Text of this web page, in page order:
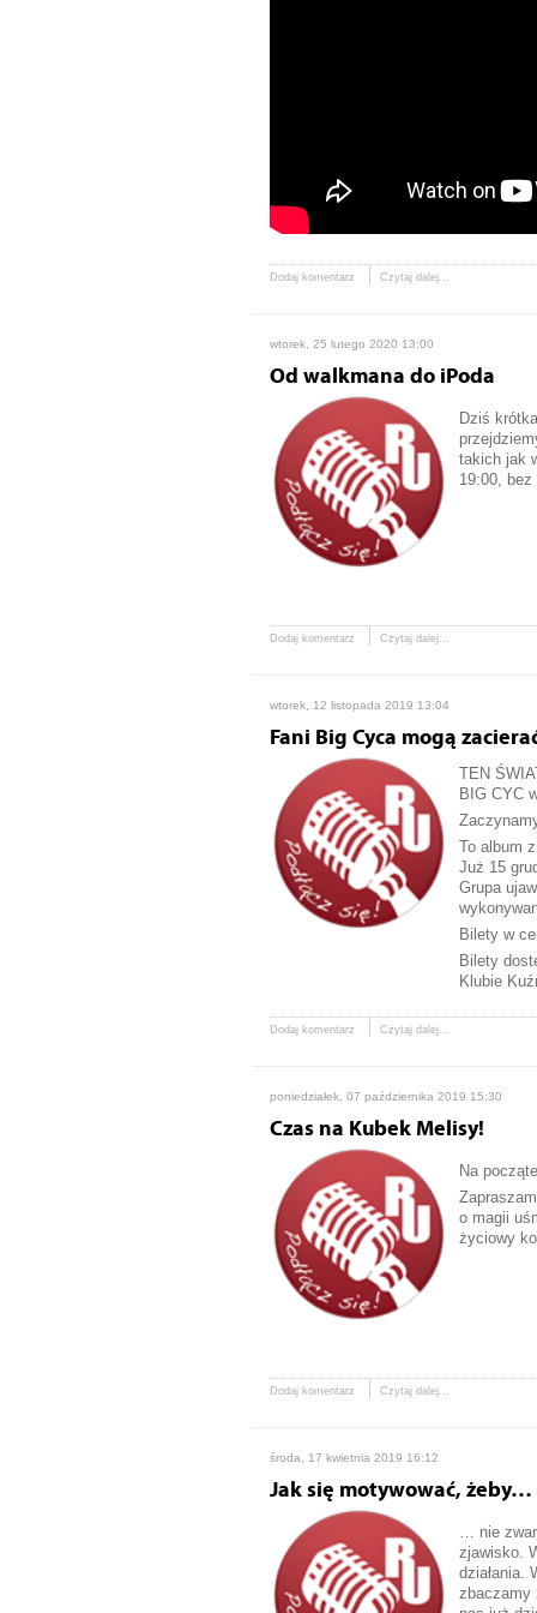
Dodaj komentarz Czytaj dalej...
wtorek, 25 lutego 2020 13:00
Od walkmana do iPoda
Dziś
takich jak
19:00, bez
Dodaj komentarz Czytaj dalej...
wtorek, 12 listopada 2019 13:04
Fani Big Cyca mogą
TEN
BIG CYC
To album
Już 15
Grupa
Bilety w
Bilety
Klubie
Dodaj komentarz Czytaj dalej...
poniedziałek, 07 października 2019 15:30
Czas na Kubek Melisy!
Na
o magii
życiowy
Dodaj komentarz Czytaj dalej...
środa, 17 kwietnia 2019 16:12
Jak się motywować, żeby…
… nie
zjawisko.
działania.
zbaczamy